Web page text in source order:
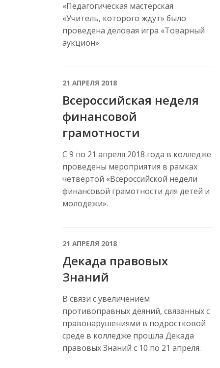
«Педагогическая мастерская
«Учитель, которого ждут» было
проведена деловая игра «Товарный
аукцион»
21 АПРЕЛЯ 2018
Всероссийская неделя
финансовой
грамотности
С 9 по 21 апреля 2018 года в колледже
проведены мероприятия в рамках
четвертой «Всероссийской недели
финансовой грамотности для детей и
молодежи».
21 АПРЕЛЯ 2018
Декада правовых
Знаний
В связи с увеличением
противоправных деяний, связанных с
правонарушениями в подростковой
среде в колледже прошла Декада
правовых Знаний с 10 по 21 апреля.